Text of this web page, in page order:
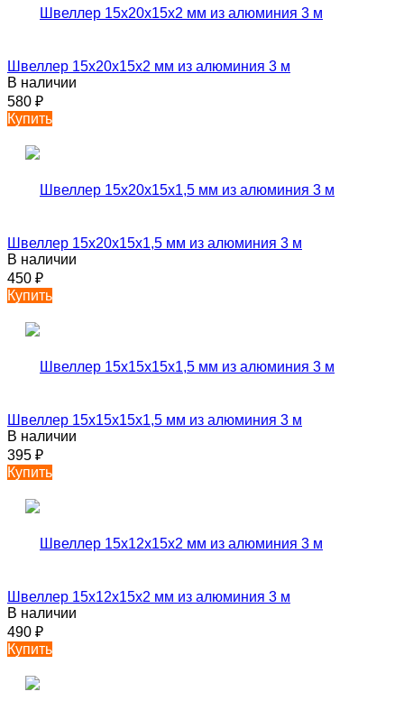
Швеллер 15х20х15х2 мм из алюминия 3 м
В наличии
580 ₽
Купить
Швеллер 15х20х15х1,5 мм из алюминия 3 м
В наличии
450 ₽
Купить
Швеллер 15х15х15х1,5 мм из алюминия 3 м
В наличии
395 ₽
Купить
Швеллер 15х12х15х2 мм из алюминия 3 м
В наличии
490 ₽
Купить